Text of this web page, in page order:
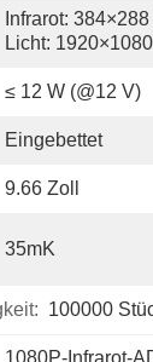
Infrarot:
Licht: 1920×1080
≤ 12 W (@12 V)
Eingebettet
9.66 Zoll
35mK
100000
1080P-Infrarot-